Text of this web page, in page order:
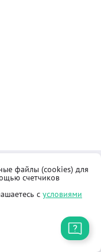
товаров
файлы (cookies) для
счетчиков
с условиями